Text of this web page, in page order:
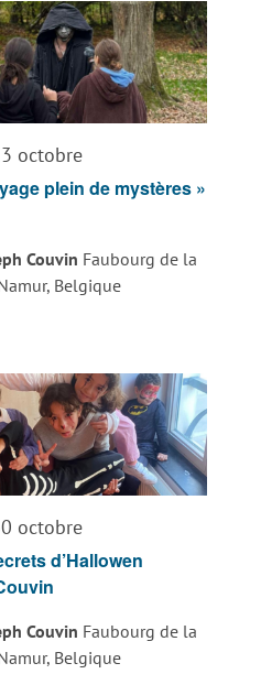
octobre
plein de mystères »
Couvin Faubourg de la
Belgique
octobre
d’Hallowen
Couvin Faubourg de la
Belgique